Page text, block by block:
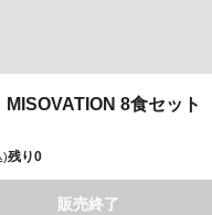
MISOVATION 8食セット
)残り0
販売終了